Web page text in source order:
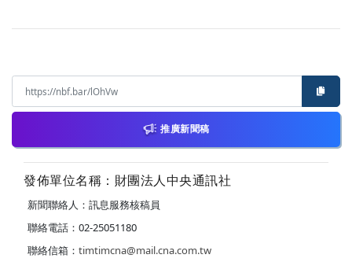
推廣新聞稿
發佈單位名稱：財團法人中央通訊社
新聞聯絡人：訊息服務核稿員
聯絡電話：02-25051180
聯絡信箱： timtimcna@mail.cna.com.tw